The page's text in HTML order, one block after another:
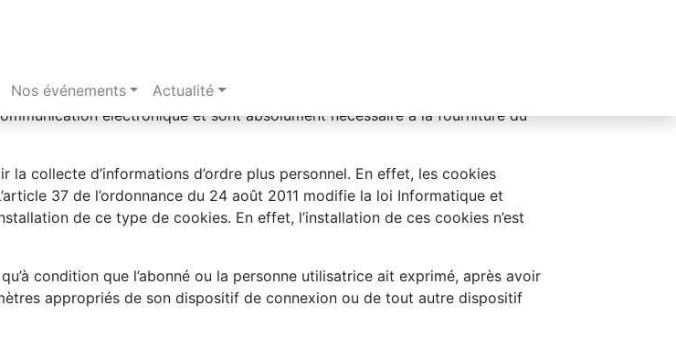
Nos événements Actualité
d’achat » ou encore tous les sites où l’internaute se logue. Dans ce
électronique et sont absolument nécessaire à la fourniture du
collecte d’informations d’ordre plus personnel. En effet, les cookies
37 de l’ordonnance du 24 août 2011 modifie la loi Informatique et
de ce type de cookies. En effet, l’installation de ces cookies n’est
condition que l’abonné ou la personne utilisatrice ait exprimé, après avoir
appropriés de son dispositif de connexion ou de tout autre dispositif